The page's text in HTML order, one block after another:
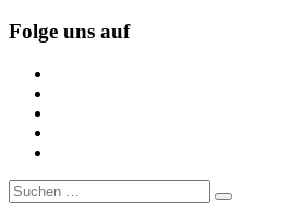
Folge uns auf
Suche